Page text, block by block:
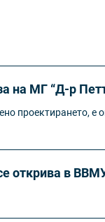
на МГ “Д-р
проектирането, е
открива в